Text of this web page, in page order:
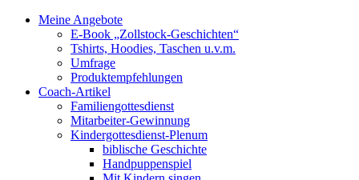
Meine Angebote
E-Book „Zollstock-Geschichten“
Tshirts, Hoodies, Taschen u.v.m.
Umfrage
Produktempfehlungen
Coach-Artikel
Familiengottesdienst
Mitarbeiter-Gewinnung
Kindergottesdienst-Plenum
biblische Geschichte
Handpuppenspiel